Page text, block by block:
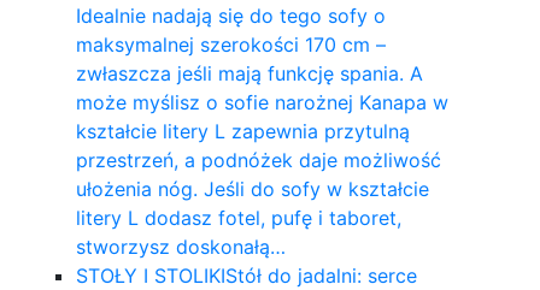
Idealnie nadają się do tego sofy o
maksymalnej szerokości 170 cm –
zwłaszcza jeśli mają funkcję spania. A
może myślisz o sofie narożnej Kanapa w
kształcie litery L zapewnia przytulną
przestrzeń, a podnóżek daje możliwość
ułożenia nóg. Jeśli do sofy w kształcie
litery L dodasz fotel, pufę i taboret,
stworzysz doskonałą…
STOŁY I STOLIKIStół do jadalni: serce